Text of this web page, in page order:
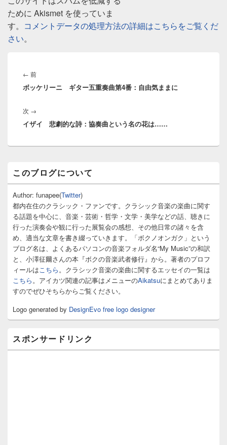
ために Akismet を使っていま
す。 コメントデータの処理方法の詳細はこちらをご覧くだ
さい。
稿
ナ
ゲ
ー
シ
← 前前
の
ボッケリーニ ギター五重奏曲第4番：自由気ままに
次 →
の
稿:
イザイ 悲劇的な詩：協奏曲という名の花は……
ン
サ
イ
バ
ー
ウ
ィ
ト
エ
ア
このブログについて
Author: funapee(Twitter)
都内在住のクラシック・ファンです。クラシック音楽の楽曲に関す
る話題を中心に、音楽・芸術・哲学・文学・美学などの話、聴きに
行った演奏会や観に行った展覧会の感想、その他日常の諸々を含
め、適当な文章を書き綴っていきます。「ボクノオンガク」という
ブログ名は、よくあるパソコンの音楽フォルダ名“My Music”の和訳
と、小澤征爾さんの本『ボクの音楽武者修行』から。著者のプロフ
ィールは こちら 。クラシック音楽の楽曲に関するエッセイの一覧は
こちら 。アイカツ関連の記事はメニューのAikatsuにまとめてありま
すのでぜひそちらからご覧ください。
Logo generated by DesignEvo free logo designer
スポンサードリンク